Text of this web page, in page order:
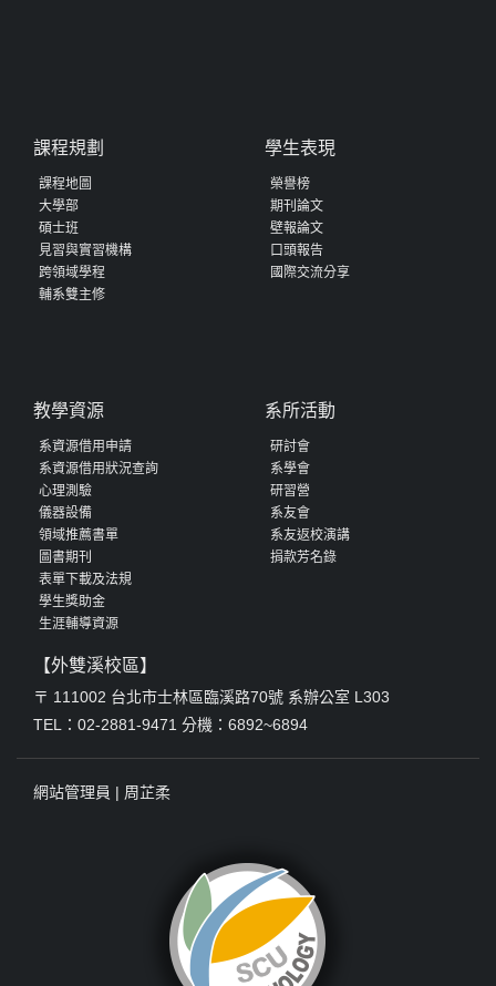
課程規劃
課程地圖
大學部
碩士班
見習與實習機構
跨領域學程
輔系雙主修
學生表現
榮譽榜
期刊論文
壁報論文
口頭報告
國際交流分享
教學資源
系資源借用申請
系資源借用狀況查詢
心理測驗
儀器設備
領域推薦書單
圖書期刊
表單下載及法規
學生獎助金
生涯輔導資源
系所活動
研討會
系學會
研習營
系友會
系友返校演講
捐款芳名錄
【外雙溪校區】
〒 111002 台北市士林區臨溪路70號 系辦公室 L303
TEL：02-2881-9471 分機：6892~6894
網站管理員 | 周芷柔